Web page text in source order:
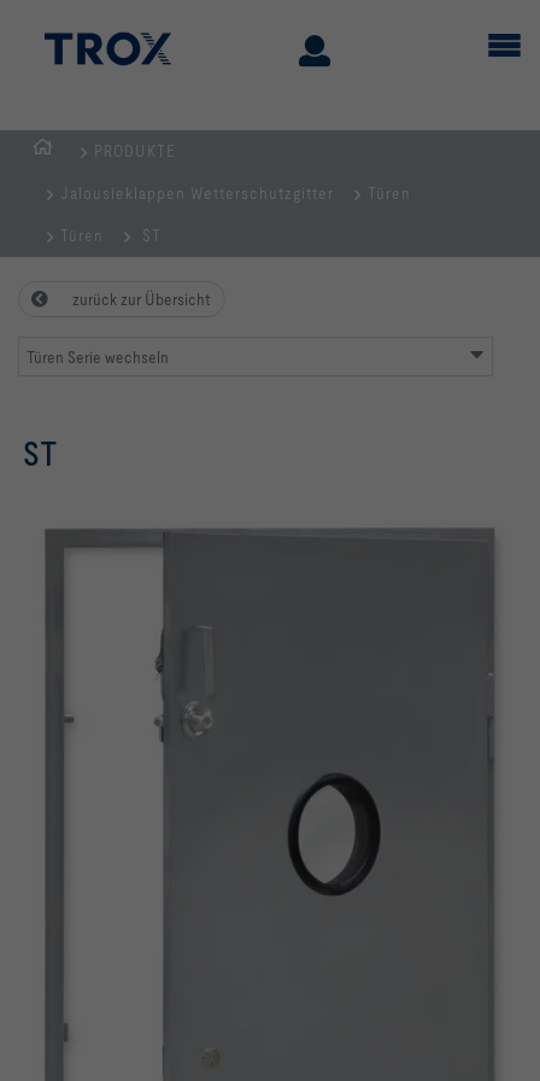
PRODUKTE
Jalousieklappen Wetterschutzgitter Türen
Türen ST
zurück zur Übersicht
Türen Serie wechseln
ST